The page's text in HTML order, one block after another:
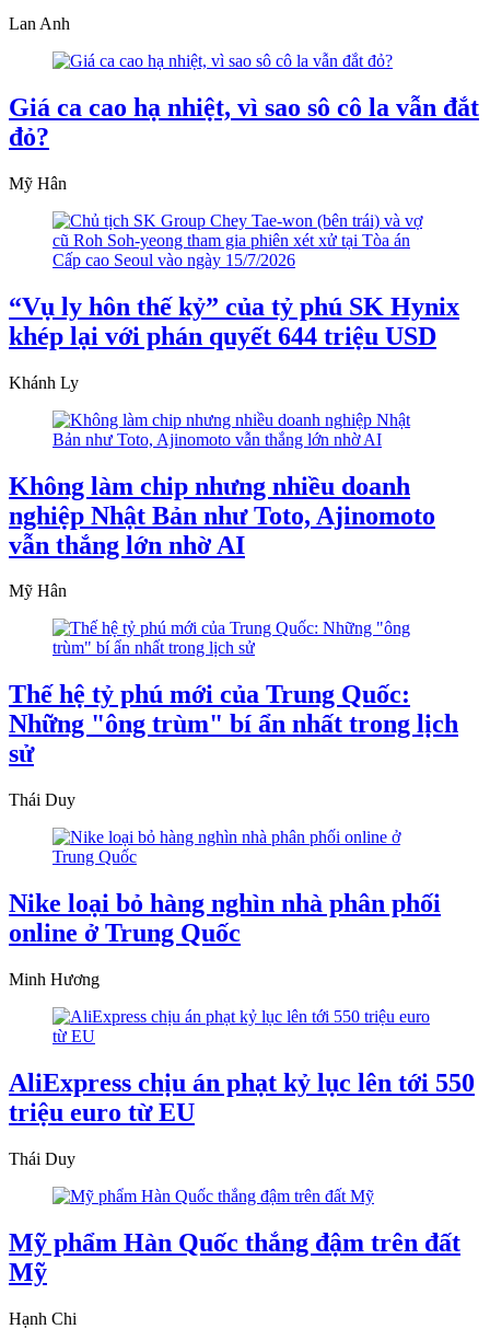
Lan Anh
Giá ca cao hạ nhiệt, vì sao sô cô la vẫn đắt
đỏ?
Mỹ Hân
“Vụ ly hôn thế kỷ” của tỷ phú SK Hynix
khép lại với phán quyết 644 triệu USD
Khánh Ly
Không làm chip nhưng nhiều doanh
nghiệp Nhật Bản như Toto, Ajinomoto
vẫn thắng lớn nhờ AI
Mỹ Hân
Thế hệ tỷ phú mới của Trung Quốc:
Những "ông trùm" bí ẩn nhất trong lịch
sử
Thái Duy
Nike loại bỏ hàng nghìn nhà phân phối
online ở Trung Quốc
Minh Hương
AliExpress chịu án phạt kỷ lục lên tới 550
triệu euro từ EU
Thái Duy
Mỹ phẩm Hàn Quốc thắng đậm trên đất
Mỹ
Hạnh Chi